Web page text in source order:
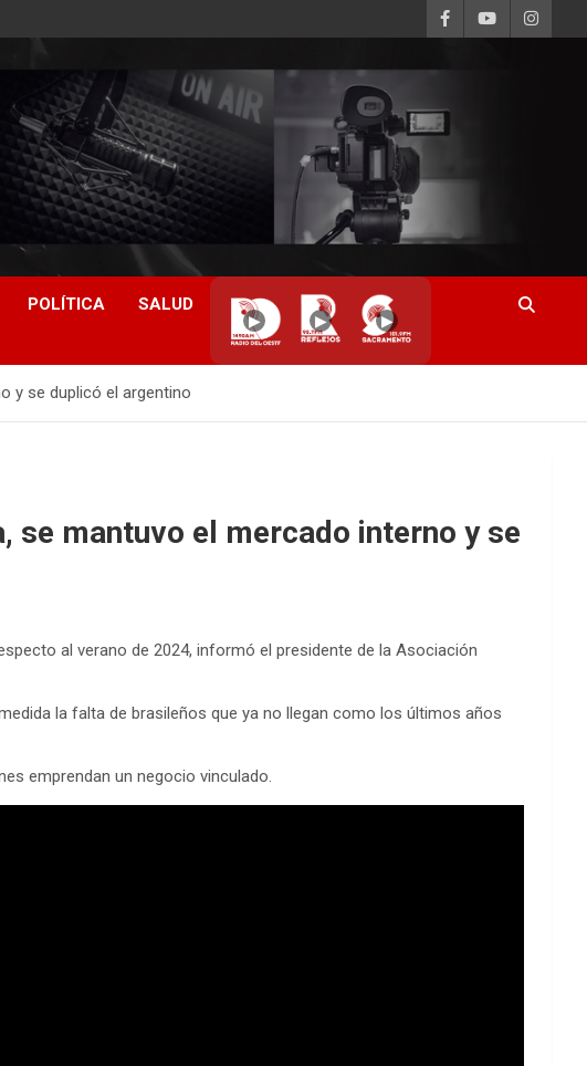
POLÍTICA SALUD
▶ ▶ ▶
y se duplicó el argentino
se mantuvo el mercado interno y se
al verano de 2024, informó el presidente de la Asociación
la falta de brasileños que ya no llegan como los últimos años
emprendan un negocio vinculado.